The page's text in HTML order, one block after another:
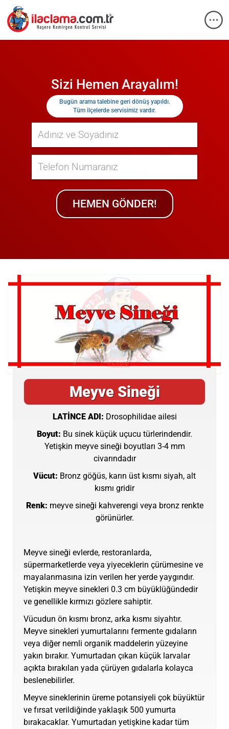
Sizi Hemen Arayalım!
Bugün arama talebine geri dönüş yapıldı.
Tüm ilçelerde servisimiz vardır.
HEMEN GÖNDER!
Meyve Sineği
LATİNCE ADI: Drosophilidae ailesi
Boyut: Bu sinek küçük uçucu türlerindendir.
Yetişkin meyve sineği boyutları 3-4 mm
civarındadır
Vücut: Bronz göğüs, karın üst kısmı siyah, alt
kısmı gridir
Renk: meyve sineği kahverengi veya bronz renkte
görünürler.
Meyve sineği evlerde, restoranlarda,
süpermarketlerde veya yiyeceklerin çürümesine ve
mayalanmasına izin verilen her yerde yaygındır.
Yetişkin meyve sinekleri 0.3 cm büyüklüğündedir
ve genellikle kırmızı gözlere sahiptir.
Vücudun ön kısmı bronz, arka kısmı siyahtır.
Meyve sinekleri yumurtalarını fermente gıdaların
veya diğer nemli organik maddelerin yüzeyine
yakın bırakır. Yumurtadan çıkan küçük larvalar
açıkta bırakılan yada çürüyen gıdalarla kolayca
beslenebilirler.
Meyve sineklerinin üreme potansiyeli çok büyüktür
ve fırsat verildiğinde yaklaşık 500 yumurta
bırakacaklar. Yumurtadan yetişkine kadar tüm